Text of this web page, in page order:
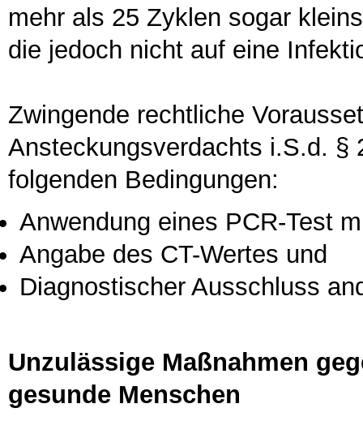
mehr als 25 Zyklen sogar
die jedoch nicht auf eine
Zwingende rechtliche
Ansteckungsverdachts i.S.d. §
folgenden Bedingungen:
Anwendung eines PCR-Test
Angabe des CT-Wertes und
Diagnostischer Ausschluss
Unzulässige Maßnahmen
gesunde Menschen